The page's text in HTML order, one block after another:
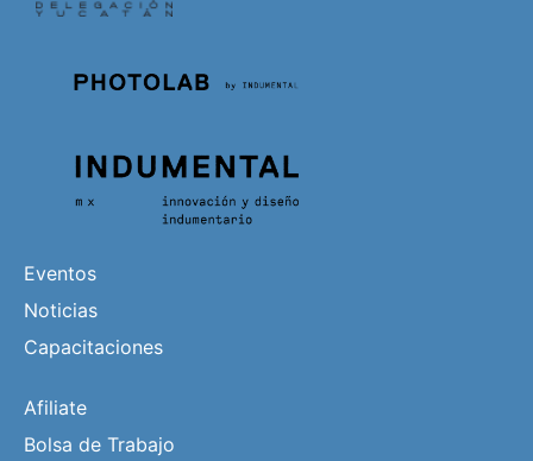
Eventos
Noticias
Capacitaciones
Afiliate
Bolsa de Trabajo